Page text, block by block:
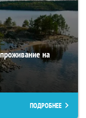
на
ПОДРОБНЕЕ